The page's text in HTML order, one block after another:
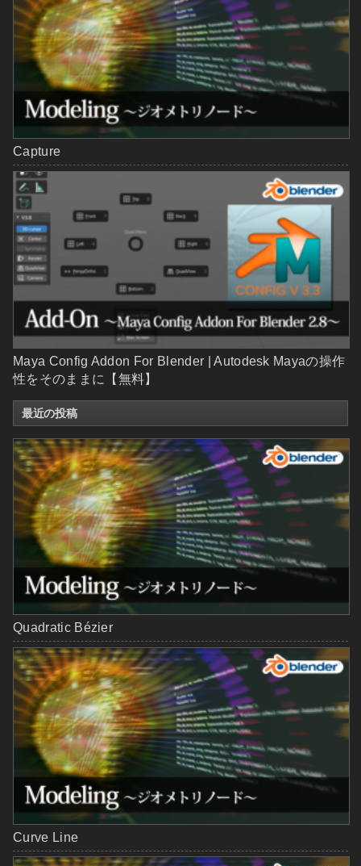
Capture
Maya Config Addon For Blender | Autodesk Mayaの操作
性をそのままに【無料】
最近の投稿
Quadratic Bézier
Curve Line